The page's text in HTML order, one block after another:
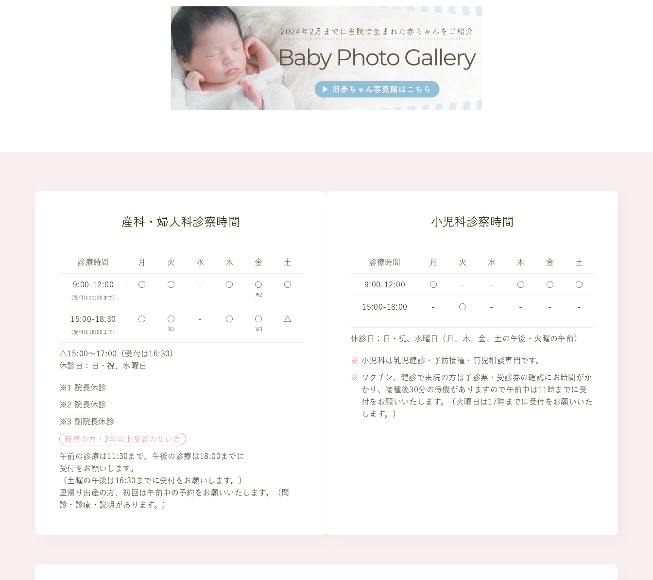
産科・婦人科診察時間
診療時間 月 火 水 木 金 土
9:00-12:00
（受付は11:30まで）
○ ○ - ○ ○
※2
○
15:00-18:30
（受付は18:00まで）
○ ○
※1
- ○ ○
※3
△
△15:00～17:00（受付は16:30）
休診日：日・祝、水曜日
※1 院長休診
※2 院長休診
※3 副院長休診
新患の方・2年以上受診のない方
午前の診療は11:30まで、午後の診療は18:00までに
受付をお願いします。
（土曜の午後は16:30までに受付をお願いします。）
里帰り出産の方、初回は午前中の予約をお願いいたします。（問
診・診療・説明があります。）
小児科診察時間
診療時間 月 火 水 木 金 土
9:00-12:00 ○ - - ○ ○ ○
15:00-18:00 - ○ - - - -
休診日：日・祝、水曜日（月、木、金、土の午後・火曜の午前）
小児科は乳児健診・予防接種・育児相談専門です。
ワクチン、健診で来院の方は予診票・受診券の確認にお時間がか
かり、接種後30分の待機がありますので午前中は11時までに受
付をお願いいたします。（火曜日は17時までに受付をお願いいた
します。）